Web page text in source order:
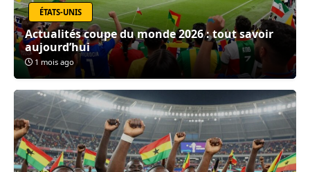
ÉTATS-UNIS
Actualités coupe du monde 2026 : tout savoir
aujourd’hui
1 mois ago